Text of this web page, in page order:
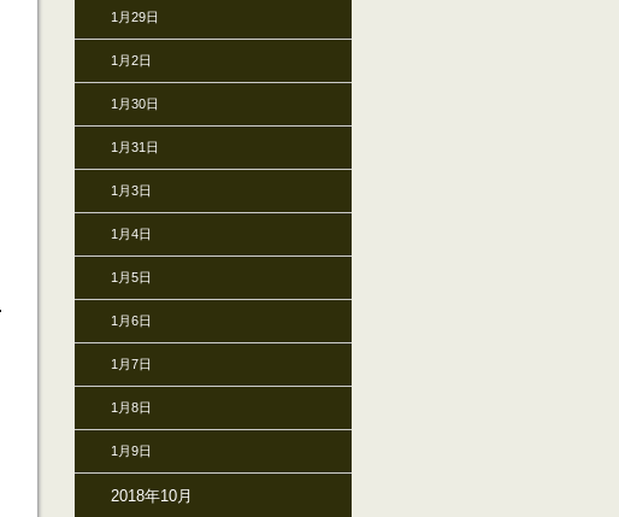
1月29日
1月2日
1月30日
1月31日
1月3日
1月4日
1月5日
1月6日
1月7日
1月8日
1月9日
2018年10月